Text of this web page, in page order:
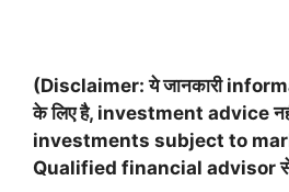
(Disclaimer: ये जानकारी
के लिए है, investment advice
investments subject to
Qualified financial advisor से